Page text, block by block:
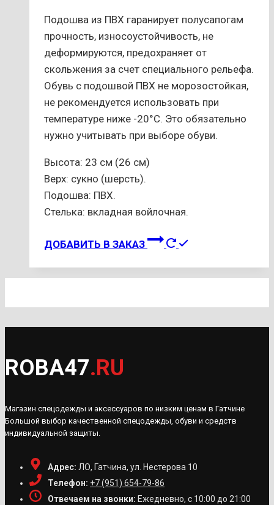
Подошва из ПВХ гаранирует полусапогам
прочность, износоустойчивость, не
деформируются, предохраняет от
скольжения за счет специального рельефа.
Обувь с подошвой ПВХ не морозостойкая,
не рекомендуется использовать при
температуре ниже -20°С. Это обязательно
нужно учитывать при выборе обуви.
Высота: 23 см (26 см)
Верх: сукно (шерсть).
Подошва: ПВХ.
Стелька: вкладная войлочная.
ДОБАВИТЬ В ЗАКАЗ
Этот
имеет
вариаций.
товара.
ROBA47.RU
Магазин спецодежды и аксессуаров по низким ценам в Гатчине
Большой выбор качественной спецодежды, обуви и средств
индивидуальной защиты.
Адрес: ЛО, Гатчина, ул. Нестерова 10
Телефон: +7 (951) 654-79-86
Отвечаем на звонки: Ежедневно, с 10:00 до 21:00